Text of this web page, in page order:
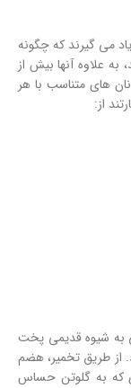
می گیرند که چگونه
علاوه آنها بیش از
های متناسب با هر
از:
به شیوه قدیمی پخت
از طریق تخمیر، هضم
که به گلوتن حساس